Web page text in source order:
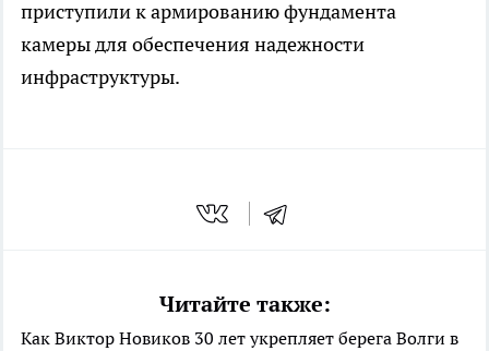
приступили к армированию фундамента
камеры для обеспечения надежности
инфраструктуры.
Читайте также:
Как Виктор Новиков 30 лет укрепляет берега Волги в